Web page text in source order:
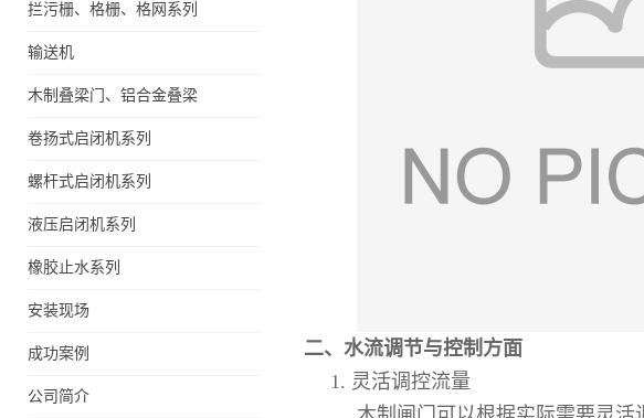
拦污栅、格栅、格网系列
输送机
木制叠梁门、铝合金叠梁
门、不锈钢叠梁门
卷扬式启闭机系列
螺杆式启闭机系列
液压启闭机系列
橡胶止水系列
安装现场
成功案例
公司简介
二、水流调节与控制方面
1. 灵活调控流量